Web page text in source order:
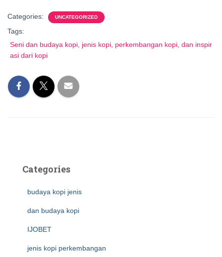
Categories: UNCATEGORIZED
Tags:
Seni dan budaya kopi, jenis kopi, perkembangan kopi, dan inspir
asi dari kopi
Categories
budaya kopi jenis
dan budaya kopi
IJOBET
jenis kopi perkembangan